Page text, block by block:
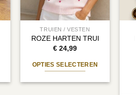
TRUIEN / VESTEN
ROZE HARTEN TRUI
€ 24,99
OPTIES SELECTEREN